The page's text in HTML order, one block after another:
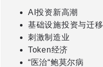
AI投资新高潮
基础设施投资与迁移
刺激制造业
Token经济
“医治“鲍莫尔病